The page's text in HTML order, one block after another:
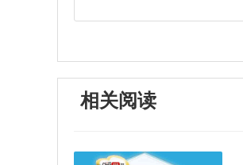
相关阅读